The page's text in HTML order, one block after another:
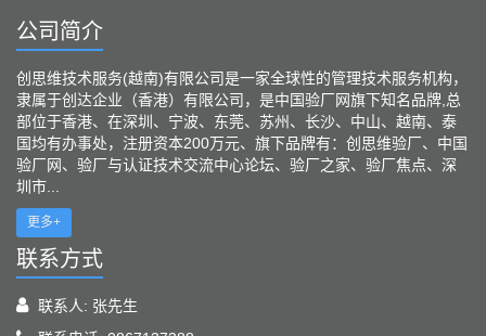
公司简介
创思维技术服务(越南)有限公司是一家全球性的管理技术服务机构，
隶属于创达企业（香港）有限公司，是中国验厂网旗下知名品牌,总
部位于香港、在深圳、宁波、东莞、苏州、长沙、中山、越南、泰
国均有办事处，注册资本200万元、旗下品牌有：创思维验厂、中国
验厂网、验厂与认证技术交流中心论坛、验厂之家、验厂焦点、深
圳市...
更多+
联系方式
联系人: 张先生